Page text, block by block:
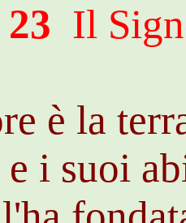
Il
è la
e i suoi